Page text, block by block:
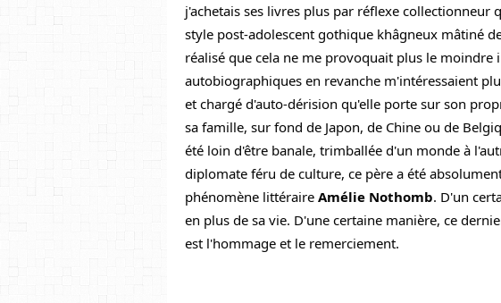
j'achetais ses livres plus par réflexe collectionneur
style post-adolescent gothique khâgneux mâtiné
réalisé que cela ne me provoquait plus le moindre
autobiographiques en revanche m'intéressaient
et chargé d'auto-dérision qu'elle porte sur son
sa famille, sur fond de Japon, de Chine ou de
été loin d'être banale, trimballée d'un monde à
diplomate féru de culture, ce père a été
phénomène littéraire Amélie Nothomb. D'un
en plus de sa vie. D'une certaine manière, ce
est l'hommage et le remerciement.